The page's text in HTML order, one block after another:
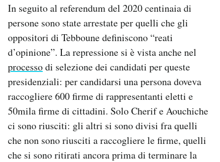
In seguito al referendum del 2020 centinaia di
persone sono state arrestate per quelli che gli
oppositori di Tebboune definiscono “reati
d’opinione”. La repressione si è vista anche nel
processodi selezione dei candidati per queste
presidenziali: per candidarsi una persona doveva
raccogliere 600 firme di rappresentanti eletti e
50mila firme di cittadini. Solo Cherif e Aouchiche
ci sono riusciti: gli altri si sono divisi fra quelli
che non sono riusciti a raccogliere le firme, quelli
che si sono ritirati ancora prima di terminare la